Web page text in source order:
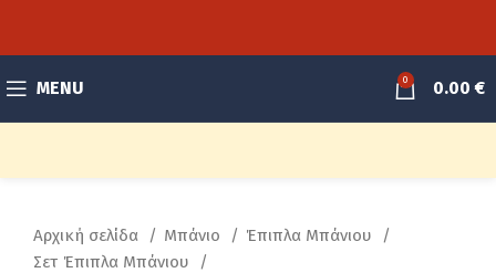
MENU 0 0.00€
Αρχική σελίδα Μπάνιο
Έπιπλα Μπάνιου
Σετ Έπιπλα Μπάνιου